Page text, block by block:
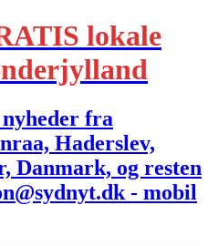
lokale
fra
Haderslev,
Danmark, og resten
- mobil